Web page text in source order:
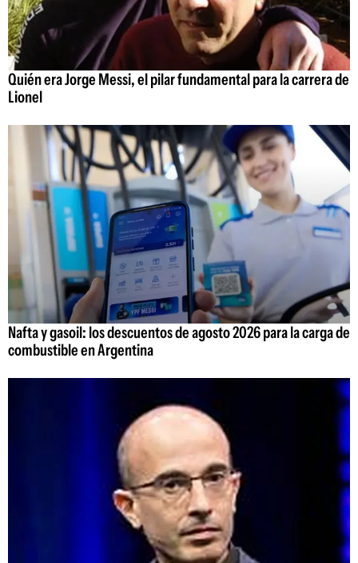
Quién era Jorge Messi, el pilar fundamental para la carrera de
Lionel
Nafta y gasoil: los descuentos de agosto 2026 para la carga de
combustible en Argentina